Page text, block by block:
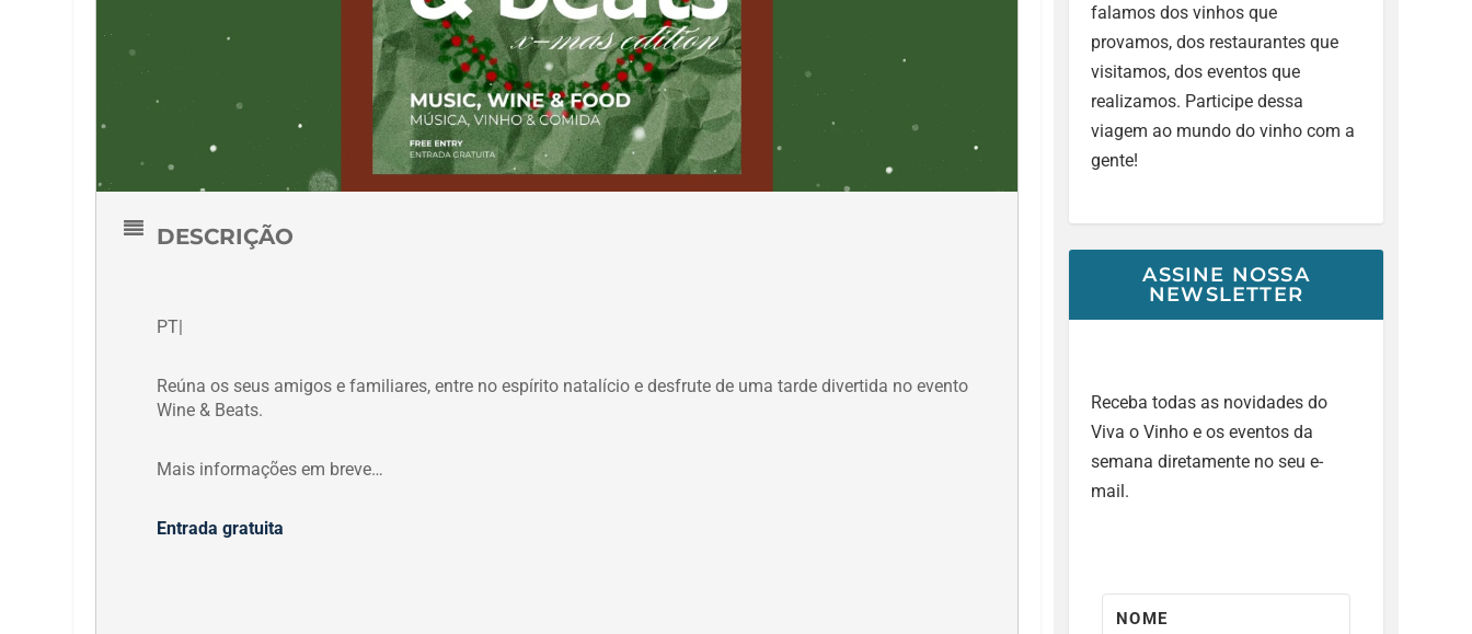
DESCRIÇÃO
PT|
Reúna os seus amigos e familiares, entre no espírito natalício e desfrute de uma tarde divertida no evento
Wine & Beats.
Mais informações em breve…
Entrada gratuita
falamos dos vinhos que
provamos, dos restaurantes que
visitamos, dos eventos que
realizamos. Participe dessa
viagem ao mundo do vinho com a
gente!
ASSINE NOSSA
NEWSLETTER
Receba todas as novidades do
Viva o Vinho e os eventos da
semana diretamente no seu e-
mail.